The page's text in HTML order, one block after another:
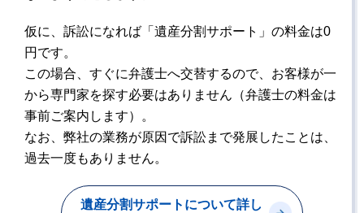
仮に、訴訟になれば「遺産分割サポート」の料金は0
円です。
この場合、すぐに弁護士へ交替するので、お客様が一
から専門家を探す必要はありません（弁護士の料金は
事前ご案内します）。
なお、弊社の業務が原因で訴訟まで発展したことは、
過去一度もありません。
遺産分割サポートについて詳し